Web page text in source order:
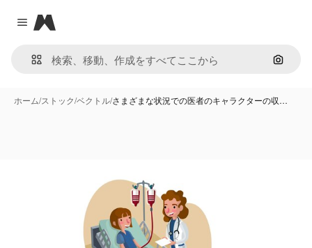
Close menu
Magnific
画像で
ホーム/ストック/ベクトル/さまざまな状況での医者のキャラクターの収…